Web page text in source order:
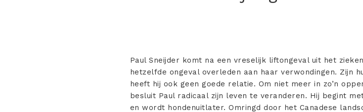
Paul Sneijder komt na een vreselijk liftongeval uit het
hetzelfde ongeval overleden aan haar verwondingen. Zijn
heeft hij ook geen goede relatie. Om niet meer in zo’n
besluit Paul radicaal zijn leven te veranderen. Hij begint
en wordt hondenuitlater. Omringd door het Canadese